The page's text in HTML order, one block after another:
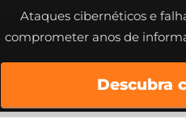
Ataques cibernéticos e
comprometer anos de
Descubra